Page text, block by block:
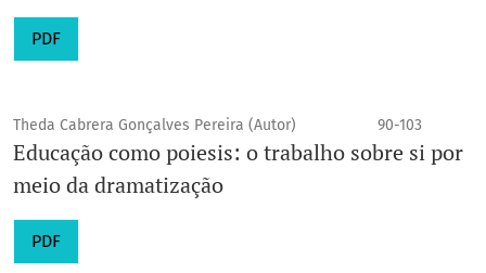
PDF
Theda Cabrera Gonçalves Pereira (Autor) 90-103
Educação como poiesis: o trabalho sobre si por
meio da dramatização
PDF